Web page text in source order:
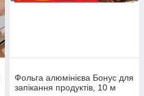
Фольга алюмінієва Бонус для
запікання продуктів, 10 м